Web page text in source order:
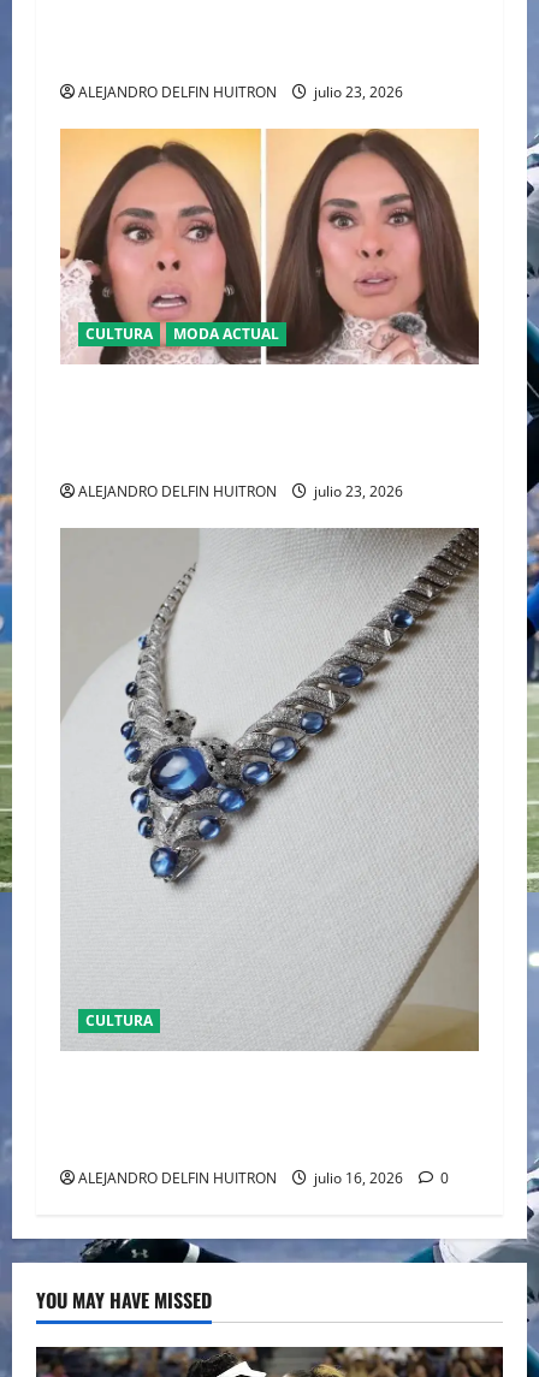
ALEJANDRO DELFIN HUITRON julio 23, 2026
CULTURA MODA ACTUAL
ALEJANDRO DELFIN HUITRON julio 23, 2026
CULTURA
ALEJANDRO DELFIN HUITRON julio 16, 2026 0
YOU MAY HAVE MISSED